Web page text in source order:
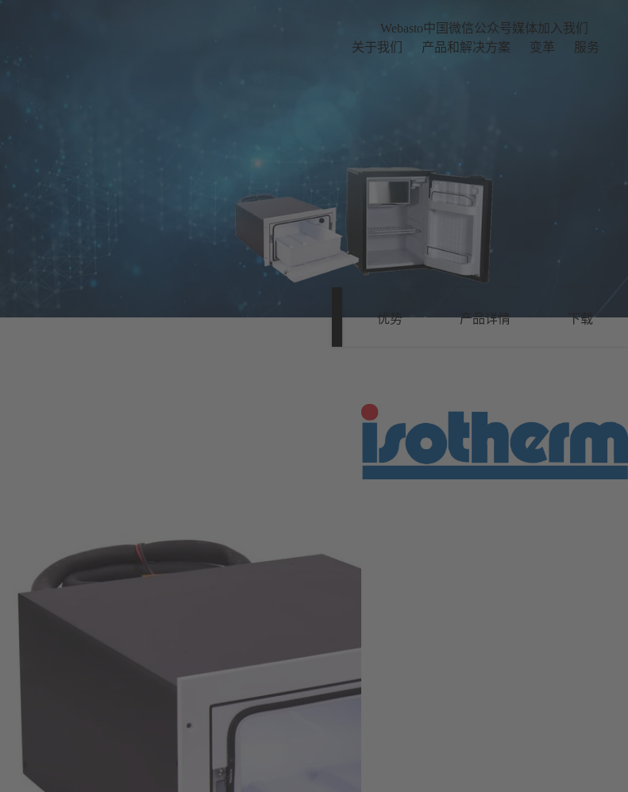
关于我们 产品和解决方案 变革 服务
Webasto中国微信公众号媒体加入我们
优势 产品详情 下载